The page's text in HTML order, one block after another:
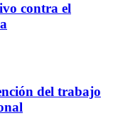
contra el
del trabajo